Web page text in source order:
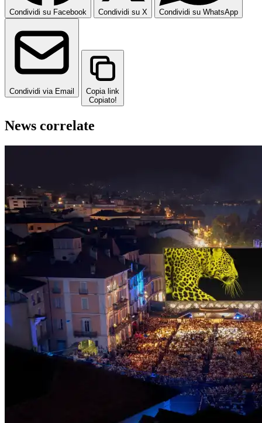
Condividi su Facebook Condividi su X Condividi su WhatsApp
Condividi via Email
Copia link
Copiato!
News correlate